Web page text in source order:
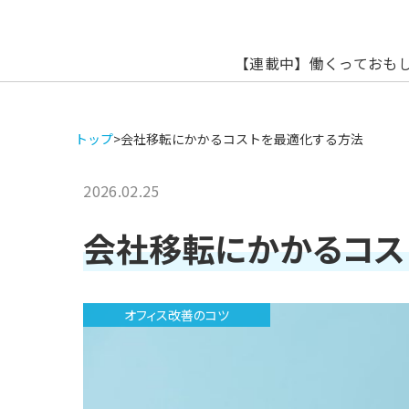
【連載中】働くっておも
トップ>会社移転にかかるコストを最適化する方法
2026.02.25
会社移転にかかるコ
オフィス改善のコツ